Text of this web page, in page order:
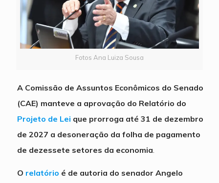
Fotos Ana Luiza Sousa
A Comissão de Assuntos Econômicos do Senado
(CAE) manteve a aprovação do Relatório do
Projeto de Lei que prorroga até 31 de dezembro
de 2027 a desoneração da folha de pagamento
de dezessete setores da economia.
O relatório é de autoria do senador Angelo